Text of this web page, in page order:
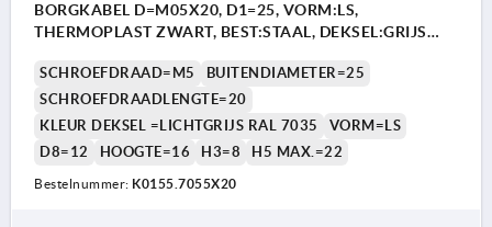
BORGKABEL D=M05X20, D1=25, VORM:LS,
THERMOPLAST ZWART, BEST:STAAL, DEKSEL:GRIJS
SCHROEFDRAAD=M5
BUITENDIAMETER=25
SCHROEFDRAADLENGTE=20
KLEUR DEKSEL =LICHTGRIJS RAL 7035
VORM=LS
D8=12
HOOGTE=16 H3=8 H5 MAX.=22
Bestelnummer: K0155.7055X20